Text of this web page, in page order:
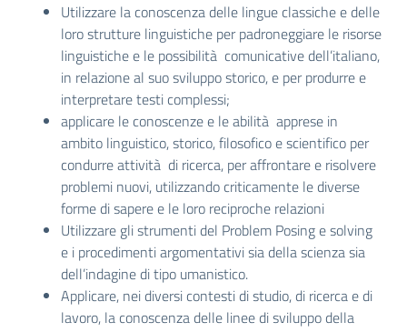
Utilizzare la conoscenza delle lingue classiche e delle
loro strutture linguistiche per padroneggiare le risorse
linguistiche e le possibilità comunicative dell’italiano,
in relazione al suo sviluppo storico, e per produrre e
interpretare testi complessi;
applicare le conoscenze e le abilità apprese in
ambito linguistico, storico, filosofico e scientifico per
condurre attività di ricerca, per affrontare e risolvere
problemi nuovi, utilizzando criticamente le diverse
forme di sapere e le loro reciproche relazioni
Utilizzare gli strumenti del Problem Posing e solving
e i procedimenti argomentativi sia della scienza sia
dell’indagine di tipo umanistico.
Applicare, nei diversi contesti di studio, di ricerca e di
lavoro, la conoscenza delle linee di sviluppo della